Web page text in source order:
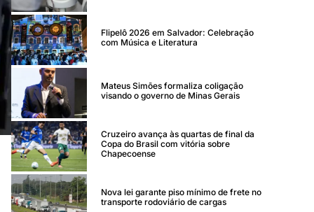
Flipelô 2026 em Salvador: Celebração
com Música e Literatura
Mateus Simões formaliza coligação
visando o governo de Minas Gerais
Cruzeiro avança às quartas de final da
Copa do Brasil com vitória sobre
Chapecoense
Nova lei garante piso mínimo de frete no
transporte rodoviário de cargas